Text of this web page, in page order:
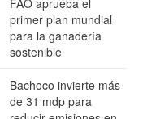
primer plan mundial
para la ganadería
sostenible
Bachoco invierte más
de 31 mdp para